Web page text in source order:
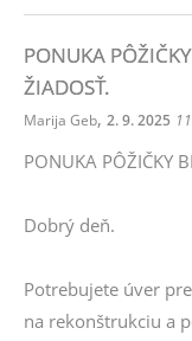
PONUKA
ŽIADOSŤ.
Marija Geb, 2. 9. 2025
PONUKA PÔŽIČKY
Dobrý deň.
Potrebujete úver
na rekonštrukciu a